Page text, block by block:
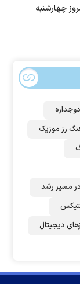
چهارشنبه
رز‌ موزیک
مسیر رشد
دیجیتال